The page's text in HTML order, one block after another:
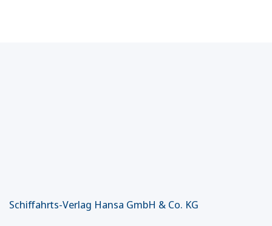
Schiffahrts-Verlag Hansa GmbH & Co. KG